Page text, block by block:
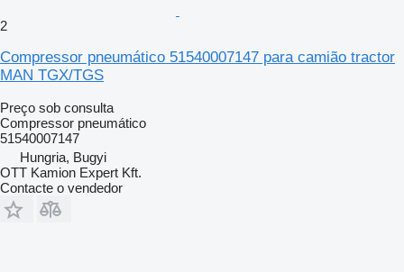
2
Compressor pneumático 51540007147 para camião tractor
MAN TGX/TGS
Preço sob consulta
Compressor pneumático
51540007147
Hungria, Bugyi
OTT Kamion Expert Kft.
Contacte o vendedor